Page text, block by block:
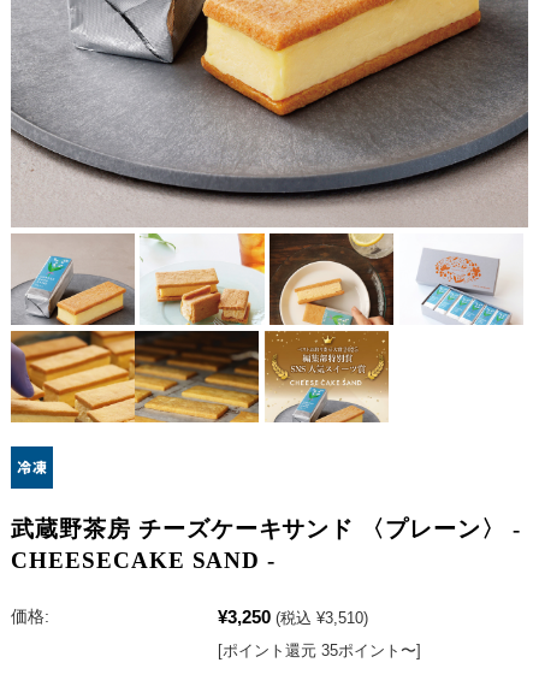
武蔵野茶房 チーズケーキサンド 〈プレーン〉 -
CHEESECAKE SAND -
価格: ¥3,250 (税込 ¥3,510)
[ポイント還元 35ポイント〜]